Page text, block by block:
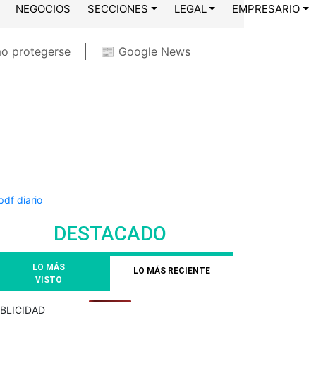
NEGOCIOS SECCIONES LEGAL EMPRESARIO
protegerse 📰 Google News
DESTACADO
LO MÁS
VISTO
LO MÁS RECIENTE